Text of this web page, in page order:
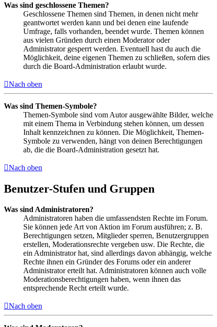
Was sind geschlossene Themen?
Geschlossene Themen sind Themen, in denen nicht mehr
geantwortet werden kann und bei denen eine laufende
Umfrage, falls vorhanden, beendet wurde. Themen können
aus vielen Gründen durch einen Moderator oder
Administrator gesperrt werden. Eventuell hast du auch die
Möglichkeit, deine eigenen Themen zu schließen, sofern dies
durch die Board-Administration erlaubt wurde.
Nach oben
Was sind Themen-Symbole?
Themen-Symbole sind vom Autor ausgewählte Bilder, welche
mit einem Thema in Verbindung stehen können, um dessen
Inhalt kennzeichnen zu können. Die Möglichkeit, Themen-
Symbole zu verwenden, hängt von deinen Berechtigungen
ab, die die Board-Administration gesetzt hat.
Nach oben
Benutzer-Stufen und Gruppen
Was sind Administratoren?
Administratoren haben die umfassendsten Rechte im Forum.
Sie können jede Art von Aktion im Forum ausführen; z. B.
Berechtigungen setzen, Mitglieder sperren, Benutzergruppen
erstellen, Moderationsrechte vergeben usw. Die Rechte, die
ein Administrator hat, sind allerdings davon abhängig, welche
Rechte ihnen ein Gründer des Forums oder ein anderer
Administrator erteilt hat. Administratoren können auch volle
Moderationsberechtigungen haben, wenn ihnen das
entsprechende Recht erteilt wurde.
Nach oben